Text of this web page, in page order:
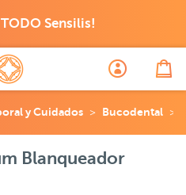
TODO Sensilis!
y Cuidados Bucodental
Blanqueador